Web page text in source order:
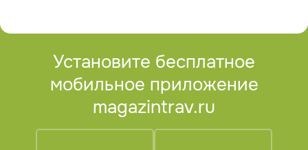
Установите бесплатное
мобильное приложение
magazintrav.ru